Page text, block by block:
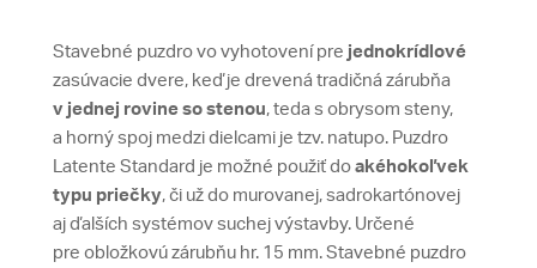
Stavebné puzdro vo vyhotovení pre jednokrídlové
zasúvacie dvere, keď je drevená tradičná zárubňa
v jednej rovine so stenou, teda s obrysom steny,
a horný spoj medzi dielcami je tzv. natupo. Puzdro
Latente Standard je možné použiť do akéhokoľvek
typu priečky, či už do murovanej, sadrokartónovej
aj ďalších systémov suchej výstavby. Určené
pre obložkovú zárubňu hr. 15 mm. Stavebné puzdro